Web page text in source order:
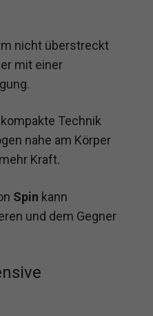
nicht überstreckt
mit einer
Technik
nahe am Körper
Kraft.
Spin kann
und dem Gegner